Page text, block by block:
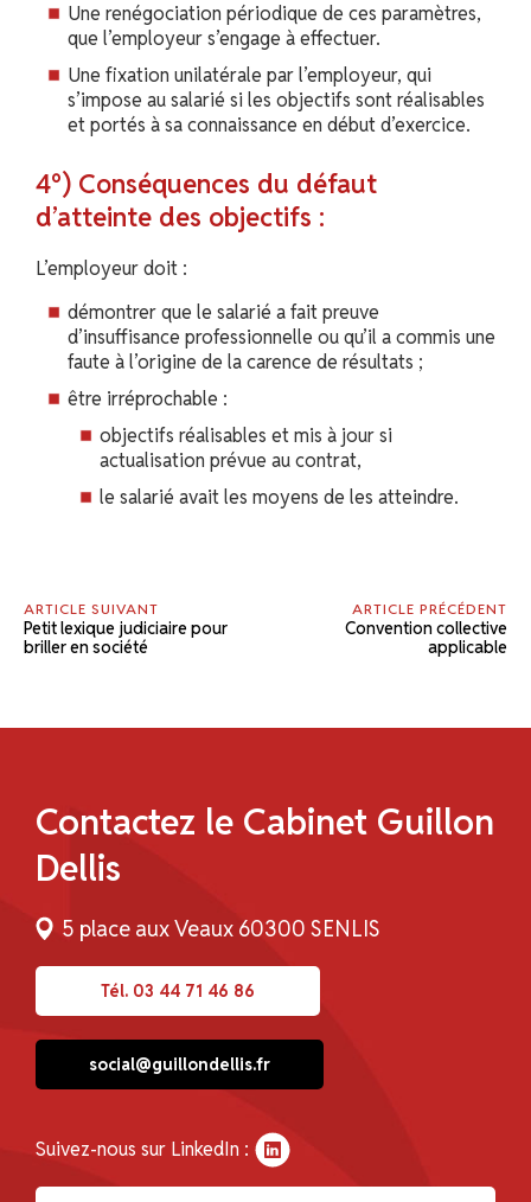
Une renégociation périodique de ces paramètres,
que l’employeur s’engage à effectuer.
Une fixation unilatérale par l’employeur, qui
s’impose au salarié si les objectifs sont réalisables
et portés à sa connaissance en début d’exercice.
4°) Conséquences du défaut
d’atteinte des objectifs :
L’employeur doit :
démontrer que le salarié a fait preuve
d’insuffisance professionnelle ou qu’il a commis une
faute à l’origine de la carence de résultats ;
être irréprochable :
objectifs réalisables et mis à jour si
actualisation prévue au contrat,
le salarié avait les moyens de les atteindre.
ARTICLE SUIVANT
Petit lexique judiciaire pour
briller en société
ARTICLE PRÉCÉDENT
Convention collective
applicable
Contactez le Cabinet Guillon
Dellis
5 place aux Veaux 60300 SENLIS
Tél. 03 44 71 46 86
social@guillondellis.fr
Suivez-nous sur LinkedIn :